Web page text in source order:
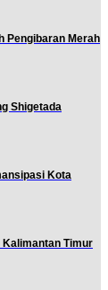
Pengibaran Merah
Shigetada
Kota
Kalimantan Timur